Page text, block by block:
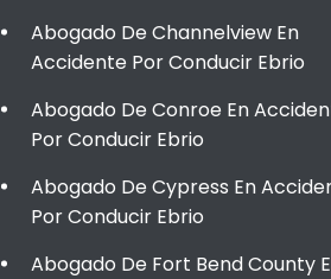
Abogado De Channelview En
Accidente Por Conducir Ebrio
Abogado De Conroe En
Por Conducir Ebrio
Abogado De Cypress En
Por Conducir Ebrio
Abogado De Fort Bend County